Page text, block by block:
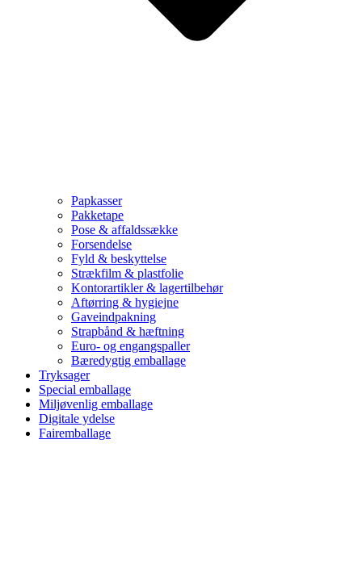
Papkasser
Pakketape
Pose & affaldssække
Forsendelse
Fyld & beskyttelse
Strækfilm & plastfolie
Kontorartikler & lagertilbehør
Aftørring & hygiejne
Gaveindpakning
Strapbånd & hæftning
Euro- og engangspaller
Bæredygtig emballage
Tryksager
Special emballage
Miljøvenlig emballage
Digitale ydelse
Fairemballage